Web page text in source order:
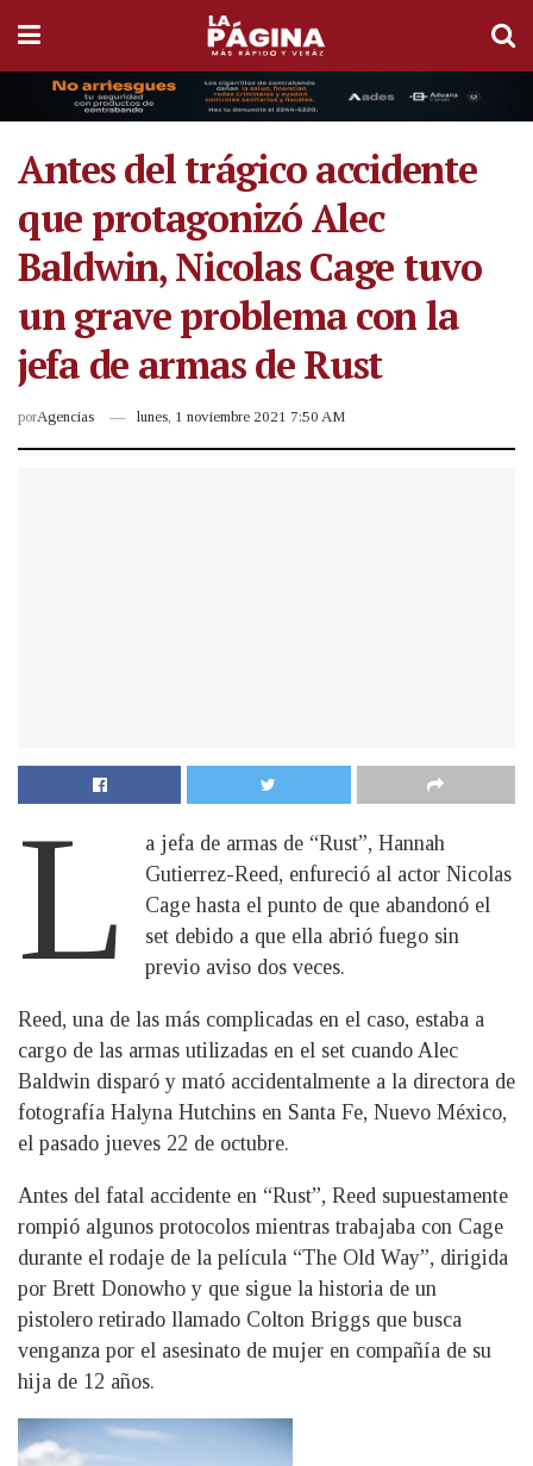
Antes del trágico accidente
que protagonizó Alec
Baldwin, Nicolas Cage tuvo
un grave problema con la
jefa de armas de Rust
porAgencias lunes, 1 noviembre 2021 7:50 AM
L
a jefa de armas de “Rust”, Hannah
Gutierrez-Reed, enfureció al actor Nicolas
Cage hasta el punto de que abandonó el
set debido a que ella abrió fuego sin
previo aviso dos veces.
Reed, una de las más complicadas en el caso, estaba a
cargo de las armas utilizadas en el set cuando Alec
Baldwin disparó y mató accidentalmente a la directora de
fotografía Halyna Hutchins en Santa Fe, Nuevo México,
el pasado jueves 22 de octubre.
Antes del fatal accidente en “Rust”, Reed supuestamente
rompió algunos protocolos mientras trabajaba con Cage
durante el rodaje de la película “The Old Way”, dirigida
por Brett Donowho y que sigue la historia de un
pistolero retirado llamado Colton Briggs que busca
venganza por el asesinato de mujer en compañía de su
hija de 12 años.